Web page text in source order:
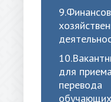
для
перевода